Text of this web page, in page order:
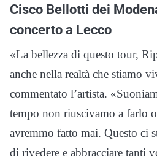
Cisco Bellotti dei
concerto a Lecco
«La bellezza di questo tour,
anche nella realtà che stiamo
commentato l’artista.
tempo non riuscivamo a farlo
avremmo fatto mai. Questo ci
di rivedere e abbracciare tanti